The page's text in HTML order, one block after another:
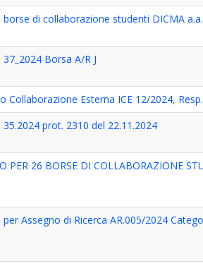
borse di collaborazione studenti DICMA
Borsa A/R J
Collaborazione Esterna ICE 12/2024,
35.2024 prot. 2310 del 22.11.2024
PER 26 BORSE DI COLLABORAZIONE
per Assegno di Ricerca AR.005/2024